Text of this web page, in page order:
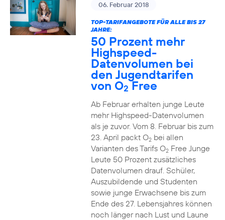
06. Februar 2018
TOP-TARIFANGEBOTE FÜR ALLE BIS 27
JAHRE:
50 Prozent mehr
Highspeed-
Datenvolumen bei
den Jugendtarifen
von O2Free
Ab Februar erhalten junge Leute
mehr Highspeed-Datenvolumen
als je zuvor. Vom 8. Februar bis zum
23. April packt O2bei allen
Varianten des Tarifs O2Free Junge
Leute 50 Prozent zusätzliches
Datenvolumen drauf. Schüler,
Auszubildende und Studenten
sowie junge Erwachsene bis zum
Ende des 27. Lebensjahres können
noch länger nach Lust und Laune